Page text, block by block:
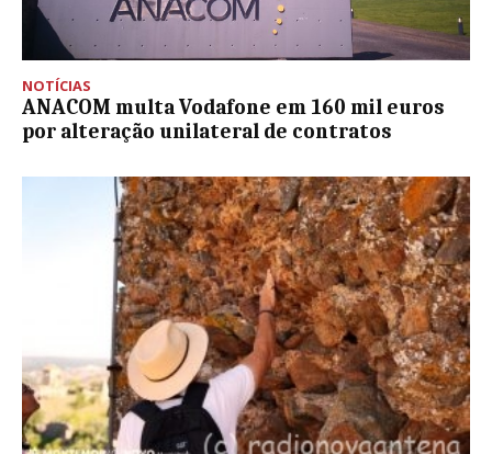
NOTÍCIAS
ANACOM multa Vodafone em 160 mil euros
por alteração unilateral de contratos